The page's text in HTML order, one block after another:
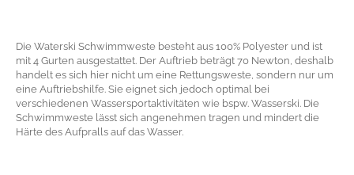
Die Waterski Schwimmweste besteht aus 100% Polyester und ist
mit 4 Gurten ausgestattet. Der Auftrieb beträgt 70 Newton, deshalb
handelt es sich hier nicht um eine Rettungsweste, sondern nur um
eine Auftriebshilfe. Sie eignet sich jedoch optimal bei
verschiedenen Wassersportaktivitäten wie bspw. Wasserski. Die
Schwimmweste lässt sich angenehmen tragen und mindert die
Härte des Aufpralls auf das Wasser.